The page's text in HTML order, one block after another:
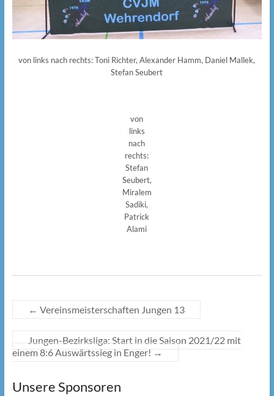
von links nach rechts: Toni Richter, Alexander Hamm, Daniel Mallek,
Stefan Seubert
von
links
nach
rechts:
Stefan
Seubert,
Miralem
Sadiki,
Patrick
Alami
← Vereinsmeisterschaften Jungen 13
Jungen-Bezirksliga: Start in die Saison 2021/22 mit
einem 8:6 Auswärtssieg in Enger! →
Unsere Sponsoren